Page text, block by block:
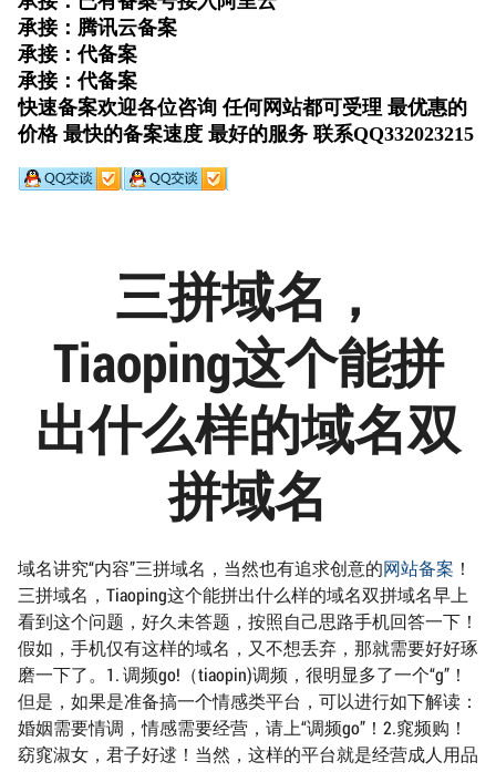
三拼域名，
Tiaoping这个能拼
出什么样的域名双
拼域名
域名讲究“内容”三拼域名，当然也有追求创意的网站备案 ！
三拼域名，Tiaoping这个能拼出什么样的域名双拼域名早上
看到这个问题，好久未答题，按照自己思路手机回答一下！
假如，手机仅有这样的域名，又不想丢弃，那就需要好好琢
磨一下了。1. 调频go!（tiaopin)调频，很明显多了一个“g”！
但是，如果是准备搞一个情感类平台，可以进行如下解读：
婚姻需要情调，情感需要经营，请上“调频go”！2.窕频购！
窈窕淑女，君子好逑！当然，这样的平台就是经营成人用品